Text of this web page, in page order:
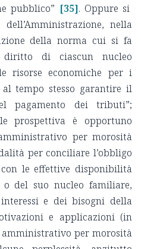
pubblico” [35]. Oppure si
nella
della norma cui si fa
di ciascun nucleo
risorse economiche per i
tempo stesso garantire il
pagamento dei tributi”;
prospettiva è opportuno
per morosità
per conciliare l’obbligo
le effettive disponibilità
o del suo nucleo familiare,
e dei bisogni della
e applicazioni (in
per morosità